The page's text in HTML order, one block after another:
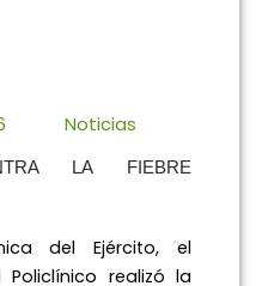
Noticias
LA FIEBRE
del Ejército, el
realizó la